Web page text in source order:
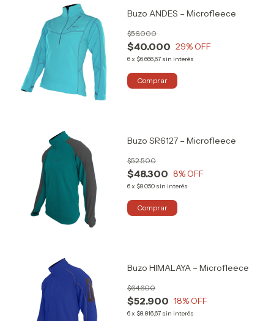
Buzo ANDES – Microfleece
$40.000
$56.000
29% OFF
6x $6.666,67 sin interés
Comprar
Buzo SR6127 – Microfleece
$48.300
$52.500
8% OFF
6x $8.050 sin interés
Comprar
Buzo HIMALAYA – Microfleece
$52.900
$64.600
18% OFF
6x $8.816,67 sin interés